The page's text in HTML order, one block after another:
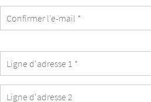
la
identique
à
celle
de
l’apprenant.